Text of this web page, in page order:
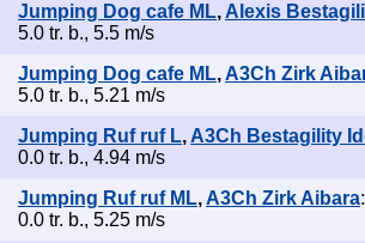
Jumping Dog cafe ML, Alexis
5.0 tr. b., 5.5 m/s
Jumping Dog cafe ML,A3Ch Zirk
5.0 tr. b., 5.21 m/s
Jumping Ruf ruf L, A3Ch Bestagility
0.0 tr. b., 4.94 m/s
Jumping Ruf ruf ML,A3Ch Zirk Aibara
0.0 tr. b., 5.25 m/s